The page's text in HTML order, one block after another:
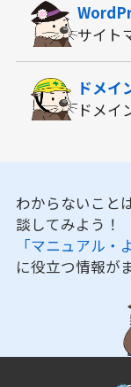
サイト
ドメイ
ドメイ
わからないこと
談してみよう！
「マニュアル・
に役立つ情報が